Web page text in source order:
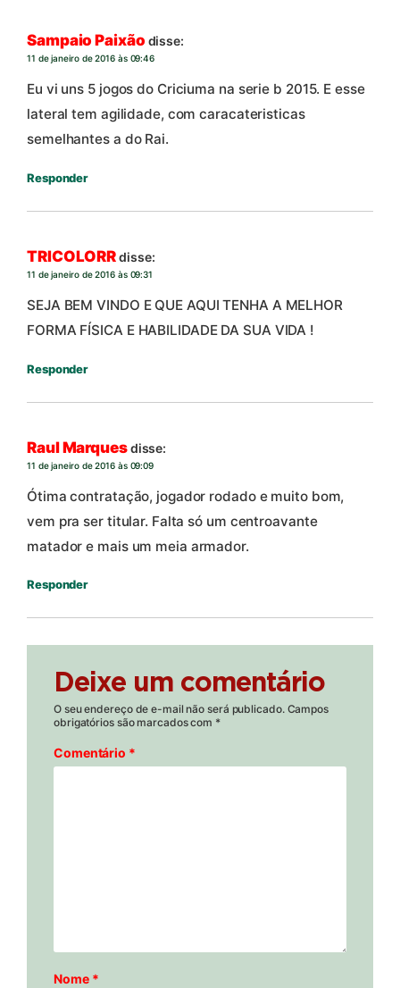
Sampaio Paixão disse:
11 de janeiro de 2016 às 09:46
Eu vi uns 5 jogos do Criciuma na serie b 2015. E esse
lateral tem agilidade, com caracateristicas
semelhantes a do Rai.
Responder
TRICOLORRdisse:
11 de janeiro de 2016 às 09:31
SEJA BEM VINDO E QUE AQUI TENHA A MELHOR
FORMA FÍSICA E HABILIDADE DA SUA VIDA !
Responder
Raul Marquesdisse:
11 de janeiro de 2016 às 09:09
Ótima contratação, jogador rodado e muito bom,
vem pra ser titular. Falta só um centroavante
matador e mais um meia armador.
Responder
Deixe um comentário
O seu endereço de e-mail não será publicado. Campos
obrigatórios são marcados com *
Comentário *
Nome *